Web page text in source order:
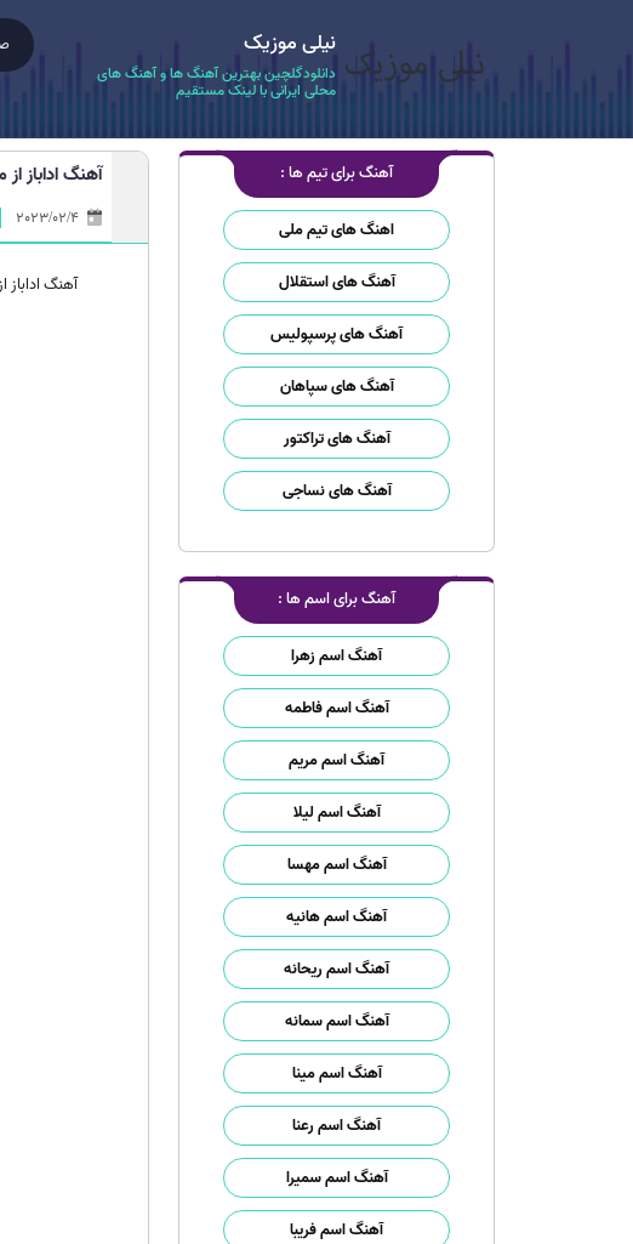
نیلی موزیک
دانلودگلچین بهترین آهنگ ها و آهنگ های
محلی ایرانی با لینک مستقیم
آهنگ برای تیم ها :
اهنگ های تیم ملی
آهنگ های استقلال
آهنگ های پرسپولیس
آهنگ های سپاهان
آهنگ های تراکتور
آهنگ های نساجی
آهنگ برای اسم ها :
آهنگ اسم زهرا
آهنگ اسم فاطمه
آهنگ اسم مریم
آهنگ اسم لیلا
آهنگ اسم مهسا
آهنگ اسم هانیه
آهنگ اسم ریحانه
آهنگ اسم سمانه
آهنگ اسم مینا
آهنگ اسم رعنا
آهنگ اسم سمیرا
آهنگ اسم فریبا
آهنگ اداباز
آهنگاداباز